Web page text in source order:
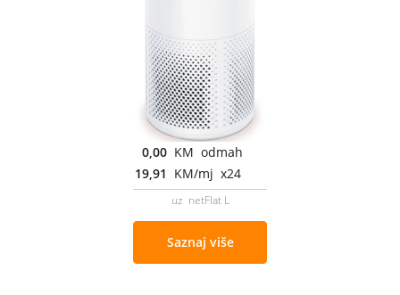
0,00 KM odmah
19,91 KM/mj x24
uz netFlat L
Saznaj više